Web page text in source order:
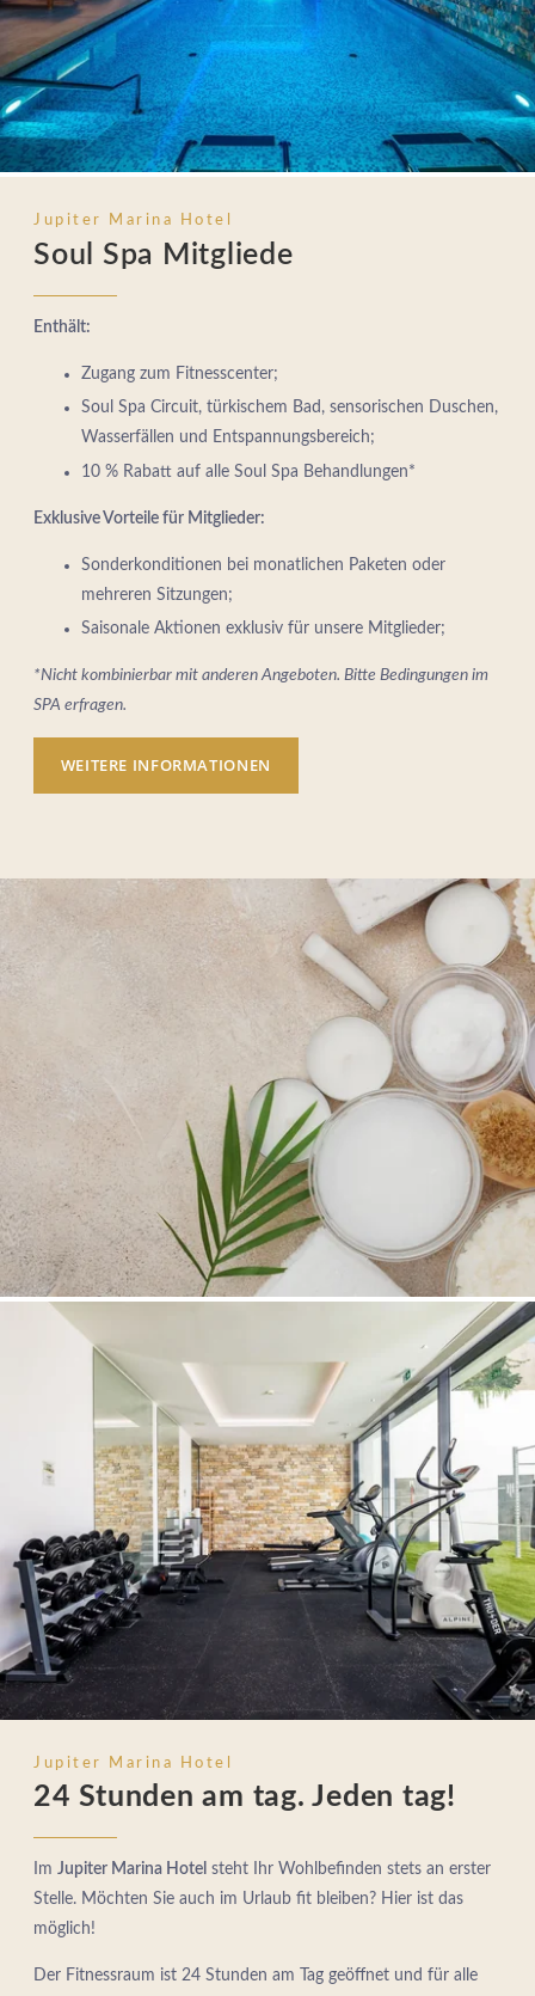
Jupiter Marina Hotel
Soul Spa Mitgliede
Enthält:
Zugang zum Fitnesscenter;
Soul Spa Circuit, türkischem Bad, sensorischen Duschen,
Wasserfällen und Entspannungsbereich;
10 % Rabatt auf alle Soul Spa Behandlungen*
Exklusive Vorteile für Mitglieder:
Sonderkonditionen bei monatlichen Paketen oder
mehreren Sitzungen;
Saisonale Aktionen exklusiv für unsere Mitglieder;
*Nicht kombinierbar mit anderen Angeboten. Bitte Bedingungen im
SPA erfragen.
WEITERE INFORMATIONEN
Jupiter Marina Hotel
24 Stunden am tag. Jeden tag!
Im Jupiter Marina Hotel steht Ihr Wohlbefinden stets an erster
Stelle. Möchten Sie auch im Urlaub fit bleiben? Hier ist das
möglich!
Der Fitnessraum ist 24 Stunden am Tag geöffnet und für alle
HOTEL
ZIMMER & SUITEN
RESTAURANT
ROOFTOP